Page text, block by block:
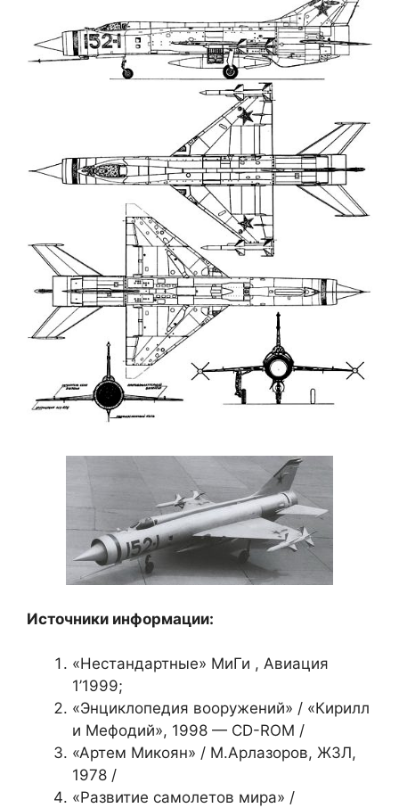
Источники информации:
«Нестандартные» МиГи , Авиация
1’1999;
«Энциклопедия вооружений» / «Кирилл
и Мефодий», 1998 — CD-ROM /
«Артем Микоян» / М.Арлазоров, ЖЗЛ,
1978 /
«Развитие самолетов мира» /